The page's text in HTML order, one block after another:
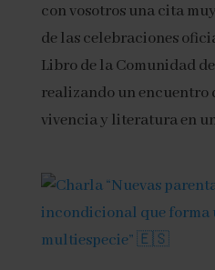
con vosotros una cita
de las celebraciones
Libro de la Comunidad
realizando un encuentro
vivencia y literatura en